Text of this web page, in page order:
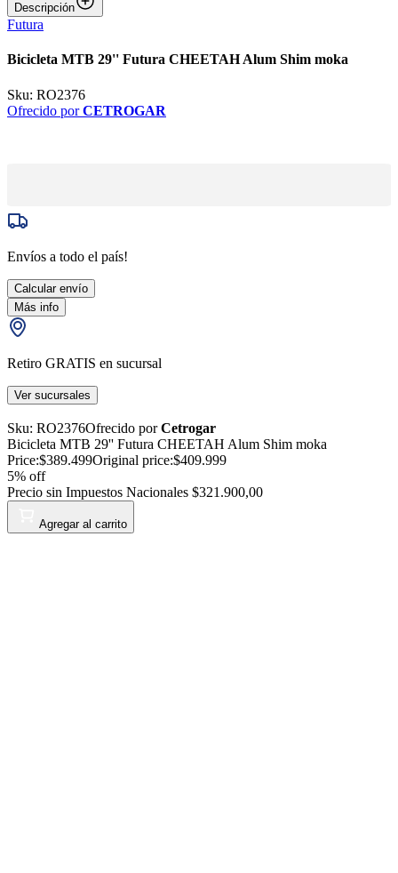
Descripción
Futura
Bicicleta MTB 29'' Futura CHEETAH Alum Shim moka
Sku: RO2376
Ofrecido porCETROGAR
Envíos a todo el país!
Calcular envío
Más info
Retiro GRATIS en sucursal
Ver sucursales
Sku: RO2376Ofrecido porCetrogar
Bicicleta MTB 29'' Futura CHEETAH Alum Shim moka
Price:$389.499Original price:$409.999
5% off
Precio sin Impuestos Nacionales $321.900,00
Agregar al carrito